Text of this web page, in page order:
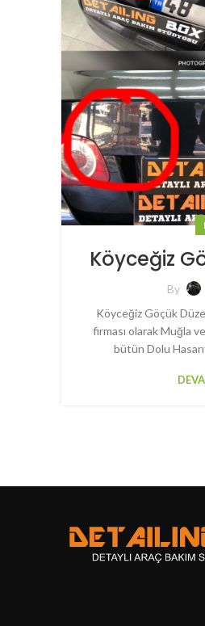
Köyceğiz
By
Köyceğiz Göçük
firması olarak Muğla
bütün Dolu